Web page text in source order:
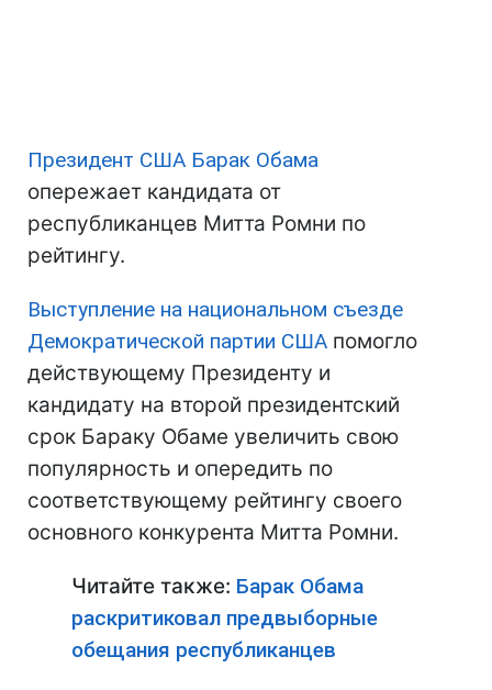
Президент США Барак Обама
опережает кандидата от
республиканцев Митта Ромни по
рейтингу.
Выступление на национальном съезде
Демократической партии США помогло
действующему Президенту и
кандидату на второй президентский
срок Бараку Обаме увеличить свою
популярность и опередить по
соответствующему рейтингу своего
основного конкурента Митта Ромни.
Читайте также: Барак Обама
раскритиковал предвыборные
обещания республиканцев